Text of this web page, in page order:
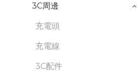
3C周邊
充電頭
充電線
3C配件